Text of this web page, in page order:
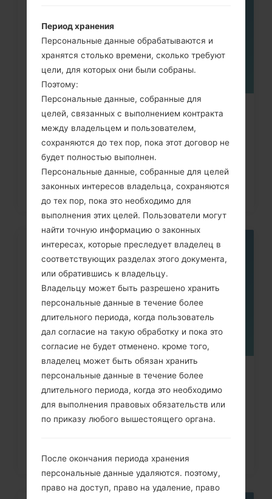
Как сделать Аппаратный сброс на
LG G3, G4, G5, G7 и...
МАЯ
Как удалить все данные с
телефона через код на LG G3,...
Период хранения
Персональные данные обрабатываются и
хранятся столько времени, сколько требуют
цели, для которых они были собраны.
Поэтому:
Персональные данные, собранные для
целей, связанных с выполнением контракта
между владельцем и пользователем,
сохраняются до тех пор, пока этот договор не
будет полностью выполнен.
Персональные данные, собранные для целей
законных интересов владельца, сохраняются
до тех пор, пока это необходимо для
выполнения этих целей. Пользователи могут
найти точную информацию о законных
интересах, которые преследует владелец в
соответствующих разделах этого документа,
или обратившись к владельцу.
Владельцу может быть разрешено хранить
персональные данные в течение более
длительного периода, когда пользователь
дал согласие на такую обработку и пока это
согласие не будет отменено. кроме того,
владелец может быть обязан хранить
персональные данные в течение более
длительного периода, когда это необходимо
для выполнения правовых обязательств или
по приказу любого вышестоящего органа.
После окончания периода хранения
персональные данные удаляются. поэтому,
право на доступ, право на удаление, право